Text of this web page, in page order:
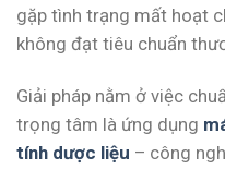
gặp tình trạng mất hoạt
không đạt tiêu chuẩn
Giải pháp nằm ở việc
trọng tâm là ứng dụng
tính dược liệu – công